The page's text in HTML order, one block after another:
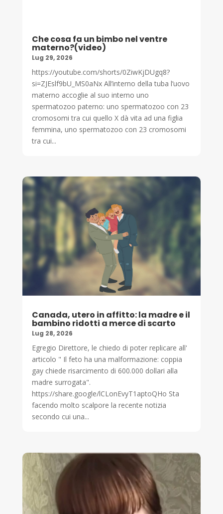
Che cosa fa un bimbo nel ventre
materno?(video)
Lug 29, 2026
https://youtube.com/shorts/0ZiwKjDUgq8?
si=ZJEslf9bU_MS0aNx All’interno della tuba l’uovo
materno accoglie al suo interno uno
spermatozoo paterno: uno spermatozoo con 23
cromosomi tra cui quello X dà vita ad una figlia
femmina, uno spermatozoo con 23 cromosomi
tra cui...
Canada, utero in affitto: la madre e il
bambino ridotti a merce di scarto
Lug 28, 2026
Egregio Direttore, le chiedo di poter replicare all'
articolo " Il feto ha una malformazione: coppia
gay chiede risarcimento di 600.000 dollari alla
madre surrogata".
https://share.google/lCLonEvyT1aptoQHo Sta
facendo molto scalpore la recente notizia
secondo cui una...